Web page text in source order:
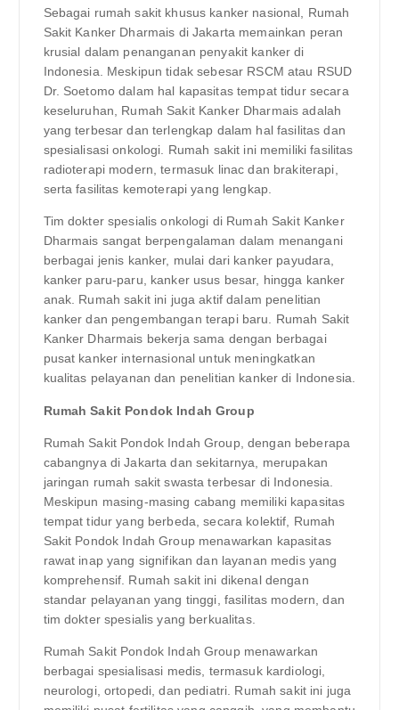
Sebagai rumah sakit khusus kanker nasional, Rumah
Sakit Kanker Dharmais di Jakarta memainkan peran
krusial dalam penanganan penyakit kanker di
Indonesia. Meskipun tidak sebesar RSCM atau RSUD
Dr. Soetomo dalam hal kapasitas tempat tidur secara
keseluruhan, Rumah Sakit Kanker Dharmais adalah
yang terbesar dan terlengkap dalam hal fasilitas dan
spesialisasi onkologi. Rumah sakit ini memiliki fasilitas
radioterapi modern, termasuk linac dan brakiterapi,
serta fasilitas kemoterapi yang lengkap.
Tim dokter spesialis onkologi di Rumah Sakit Kanker
Dharmais sangat berpengalaman dalam menangani
berbagai jenis kanker, mulai dari kanker payudara,
kanker paru-paru, kanker usus besar, hingga kanker
anak. Rumah sakit ini juga aktif dalam penelitian
kanker dan pengembangan terapi baru. Rumah Sakit
Kanker Dharmais bekerja sama dengan berbagai
pusat kanker internasional untuk meningkatkan
kualitas pelayanan dan penelitian kanker di Indonesia.
Rumah Sakit Pondok Indah Group
Rumah Sakit Pondok Indah Group, dengan beberapa
cabangnya di Jakarta dan sekitarnya, merupakan
jaringan rumah sakit swasta terbesar di Indonesia.
Meskipun masing-masing cabang memiliki kapasitas
tempat tidur yang berbeda, secara kolektif, Rumah
Sakit Pondok Indah Group menawarkan kapasitas
rawat inap yang signifikan dan layanan medis yang
komprehensif. Rumah sakit ini dikenal dengan
standar pelayanan yang tinggi, fasilitas modern, dan
tim dokter spesialis yang berkualitas.
Rumah Sakit Pondok Indah Group menawarkan
berbagai spesialisasi medis, termasuk kardiologi,
neurologi, ortopedi, dan pediatri. Rumah sakit ini juga